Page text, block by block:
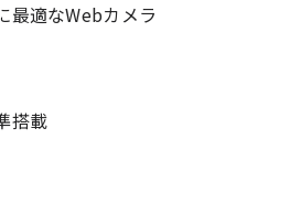
最適なWebカメラ
搭載